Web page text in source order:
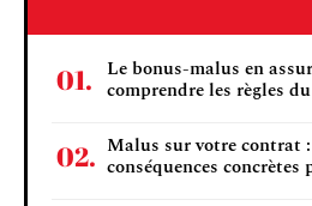
Le bonus-malus en
comprendre les règles
Malus sur votre contrat
conséquences concrètes